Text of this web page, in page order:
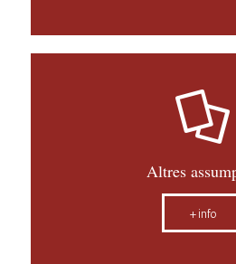
Altres
+info